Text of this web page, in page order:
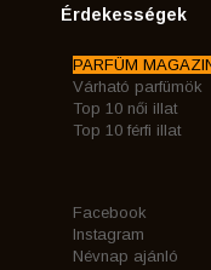
Érdekességek
PARFÜM
Várható parfümök
Top 10 női illat
Top 10 férfi illat
Facebook
Instagram
Névnap ajánló